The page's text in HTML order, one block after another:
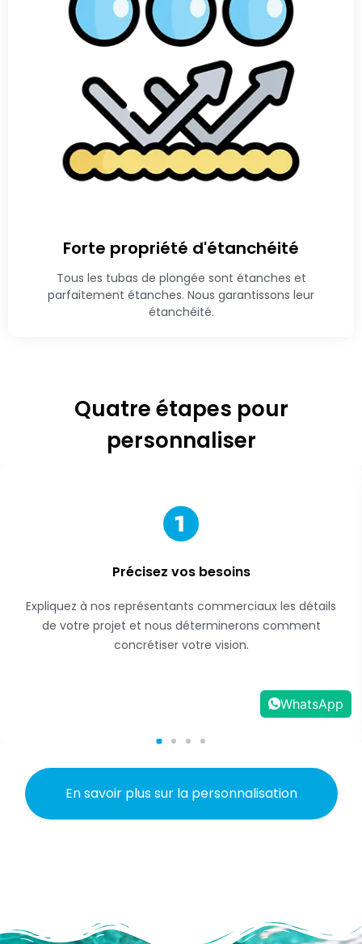
Forte propriété d'étanchéité
Tous les tubas de plongée sont étanches et
parfaitement étanches. Nous garantissons leur
étanchéité.
Quatre étapes pour
personnaliser
Précisez vos besoins
Expliquez à nos représentants commerciaux les détails
de votre projet et nous déterminerons comment
concrétiser votre vision.
En savoir plus sur la personnalisation
WhatsApp